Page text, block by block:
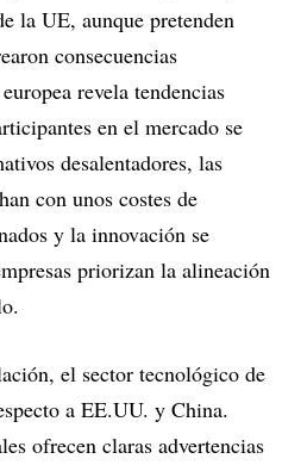
la UE, aunque pretenden
consecuencias
revela tendencias
en el mercado se
desalentadores, las
con unos costes de
y la innovación se
priorizan la alineación
el sector tecnológico de
a EE.UU. y China.
ofrecen claras advertencias